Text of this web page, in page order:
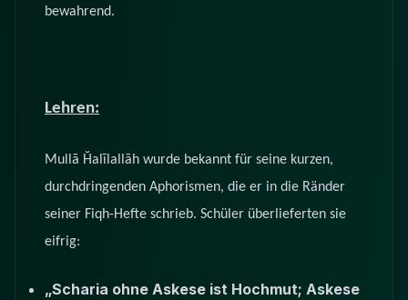
bewahrend.
Lehren:
Mullā Ḫalīlallāh wurde bekannt für seine kurzen,
durchdringenden Aphorismen, die er in die Ränder
seiner Fiqh-Hefte schrieb. Schüler überlieferten sie
eifrig:
„Scharia ohne Askese ist Hochmut; Askese